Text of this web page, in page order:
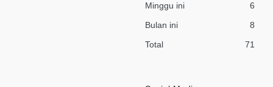
Minggu ini
6
Bulan ini
8
Total
71